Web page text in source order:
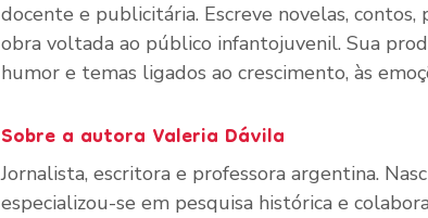
docente e publicitária. Escreve novelas,
obra voltada ao público infantojuvenil. Sua
humor e temas ligados ao crescimento, às
Sobre a autora Valeria Dávila
Jornalista, escritora e professora argentina.
especializou-se em pesquisa histórica e